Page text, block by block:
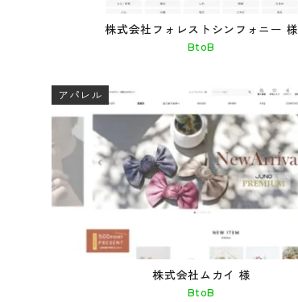
株式会社フォレストシンフォニー 様
BtoB
アパレル
株式会社ムカイ 様
BtoB